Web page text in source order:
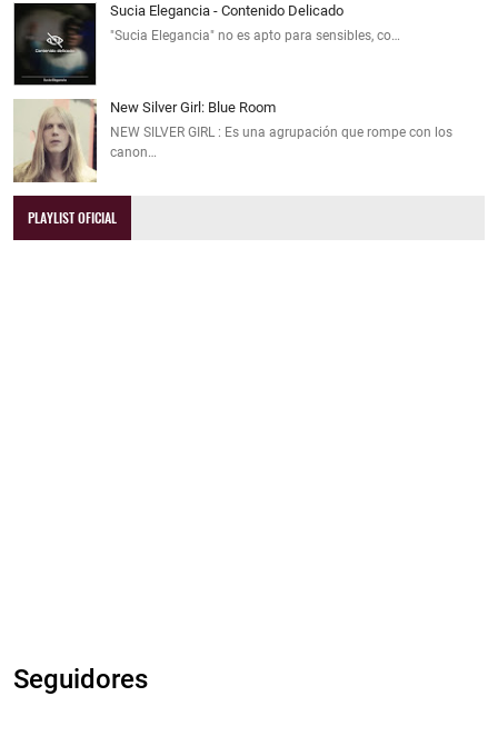
Sucia Elegancia - Contenido Delicado
"Sucia Elegancia" no es apto para sensibles, co…
New Silver Girl: Blue Room
NEW SILVER GIRL : Es una agrupación que rompe con los
canon…
PLAYLIST OFICIAL
Seguidores